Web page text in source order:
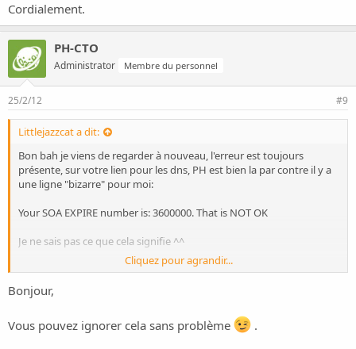
Cordialement.
PH-CTO
Administrator Membre du personnel
25/2/12 #9
Littlejazzcat a dit:
Bon bah je viens de regarder à nouveau, l'erreur est toujours
présente, sur votre lien pour les dns, PH est bien la par contre il y a
une ligne "bizarre" pour moi:
Your SOA EXPIRE number is: 3600000. That is NOT OK
Je ne sais pas ce que cela signifie ^^
Cordialement.
Cliquez pour agrandir...
Bonjour,
Vous pouvez ignorer cela sans problème .